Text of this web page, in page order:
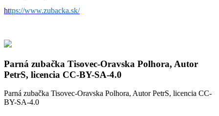
https://www.zubacka.sk/
Parná zubačka Tisovec-Oravska Polhora, Autor
PetrS, licencia CC-BY-SA-4.0
Parná zubačka Tisovec-Oravska Polhora, Autor PetrS, licencia CC-
BY-SA-4.0